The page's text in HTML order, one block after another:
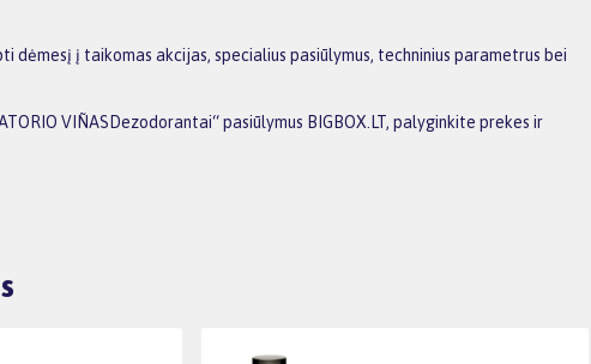
dėmesį į taikomas akcijas, specialius pasiūlymus, techninius parametrus bei
VIÑASDezodorantai“ pasiūlymus BIGBOX.LT, palyginkite prekes ir